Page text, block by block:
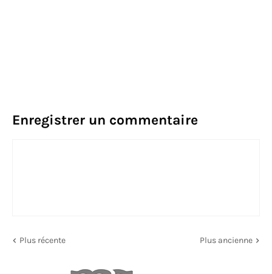
Enregistrer un commentaire
Plus récente Plus ancienne